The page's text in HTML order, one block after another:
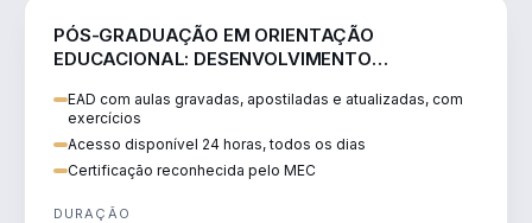
PÓS-GRADUAÇÃO EM ORIENTAÇÃO
EDUCACIONAL: DESENVOLVIMENTO
EAD com aulas gravadas, apostiladas e atualizadas, com
exercícios
Acesso disponível 24 horas, todos os dias
Certificação reconhecida pelo MEC
DURAÇÃO